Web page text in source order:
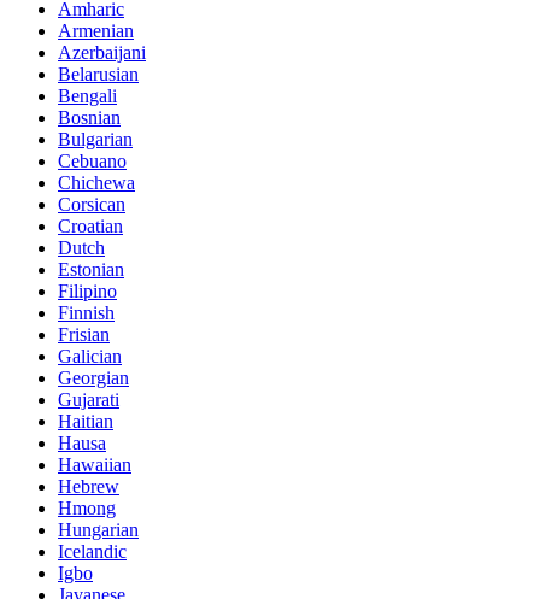
Amharic
Armenian
Azerbaijani
Belarusian
Bengali
Bosnian
Bulgarian
Cebuano
Chichewa
Corsican
Croatian
Dutch
Estonian
Filipino
Finnish
Frisian
Galician
Georgian
Gujarati
Haitian
Hausa
Hawaiian
Hebrew
Hmong
Hungarian
Icelandic
Igbo
Javanese